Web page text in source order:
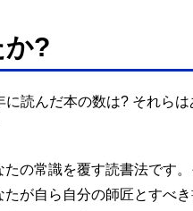
か?
読んだ本の数は? それら
の常識を覆す読書法です
が自ら自分の師匠とすべ